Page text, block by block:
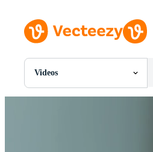
Videos
Todas Imágenes